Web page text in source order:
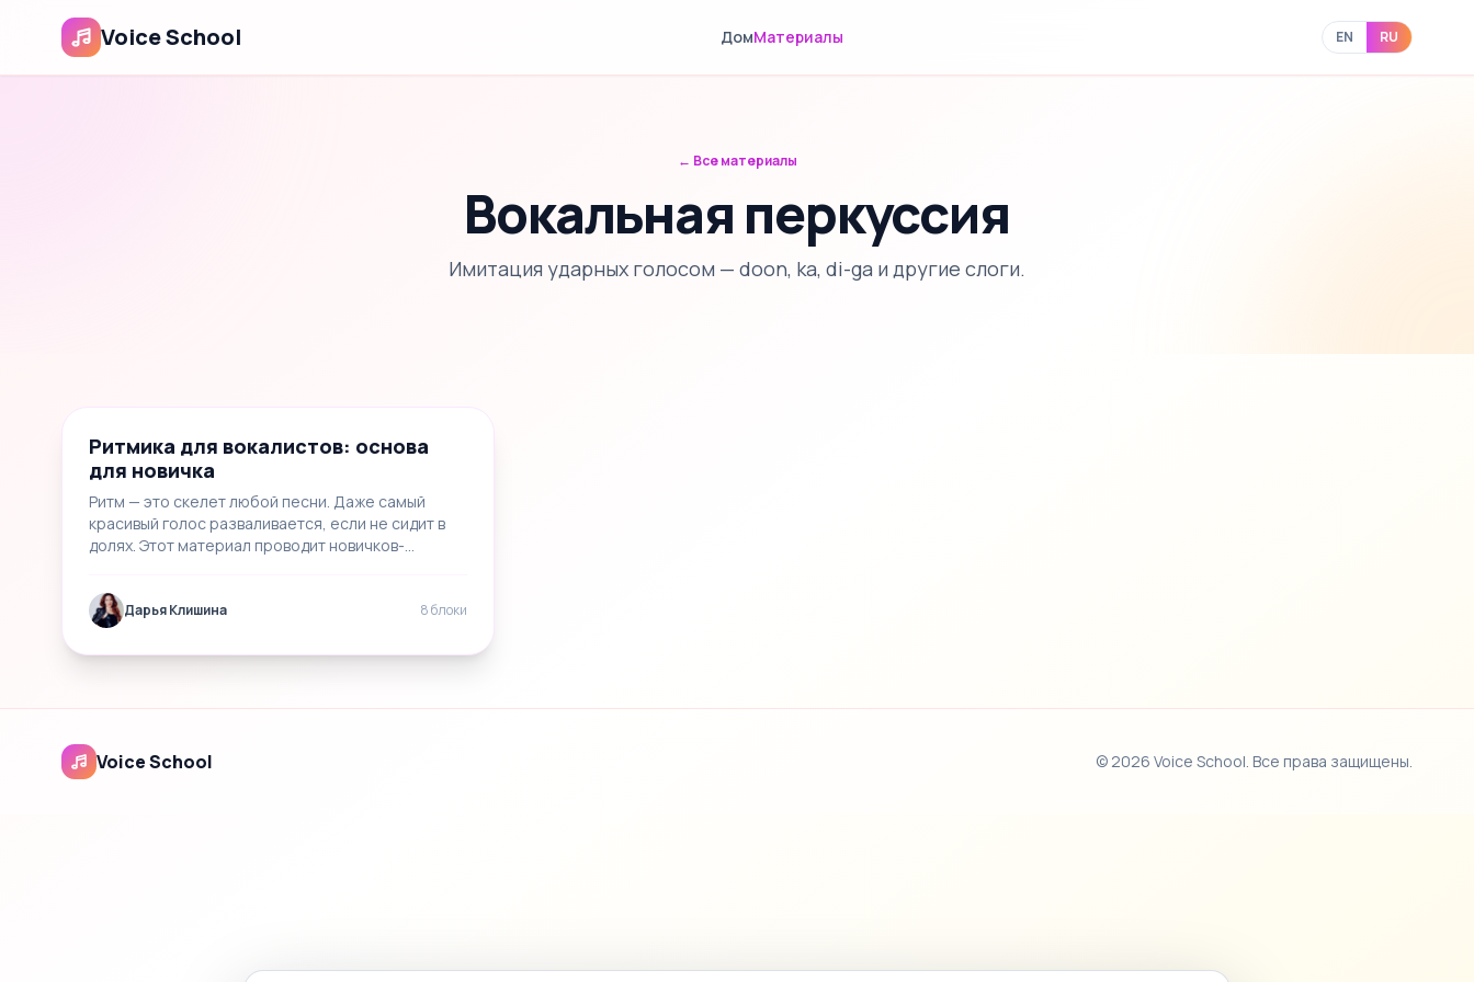
Voice School ДомМатериалы EN RU
← Все материалы
Вокальная перкуссия
Имитация ударных голосом — doon, ka, di-ga и другие слоги.
Ритмика для вокалистов: основа
для новичка
Ритм — это скелет любой песни. Даже самый
красивый голос разваливается, если не сидит в
долях. Этот материал проводит новичков-
Дарья Клишина 8 блоки
Voice School © 2026 Voice School. Все права защищены.